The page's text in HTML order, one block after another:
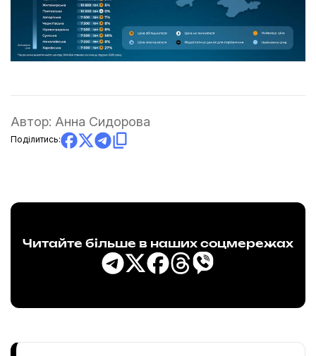
Автор: Анна Сидорова
Поділитись:
Читайте більше в наших соцмережах